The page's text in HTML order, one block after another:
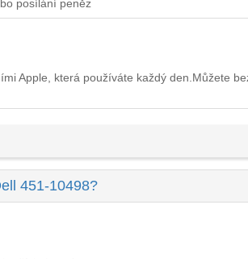
posílání peněz
Apple, která používáte každý den.Můžete
451-10498?